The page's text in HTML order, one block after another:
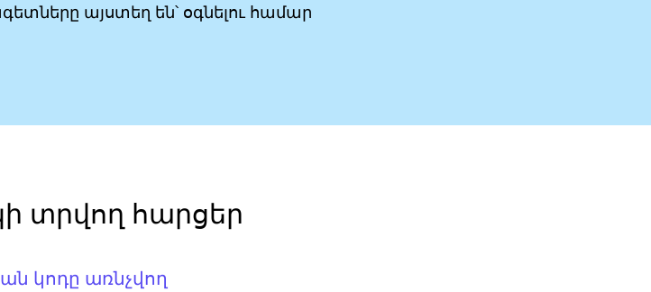
այստեղ են՝ օգնելու համար
տրվող հարցեր
կոդը առնչվող